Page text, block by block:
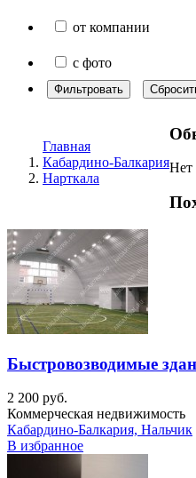
от компании
с фото
Фильтровать
Главная
Кабардино-Балкария
Нарткала
Нет
Быстровозводимые
2 200 руб.
Коммерческая недвижимость
Кабардино-Балкария, Нальчик
В избранное